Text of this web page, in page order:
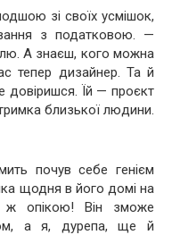
зі своїх усмішок,
з податковою. —
А знаєш, кого можна
тепер дизайнер. Та й
довіришся. Їй — проєкт
близької людини.
почув себе генієм
щодня в його домі на
ж опікою! Він зможе
а я, дурепа, ще й